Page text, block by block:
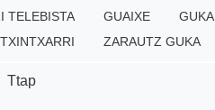
TELEBISTA GUAIXE GUKA
TXINTXARRI ZARAUTZ GUKA
Ttap